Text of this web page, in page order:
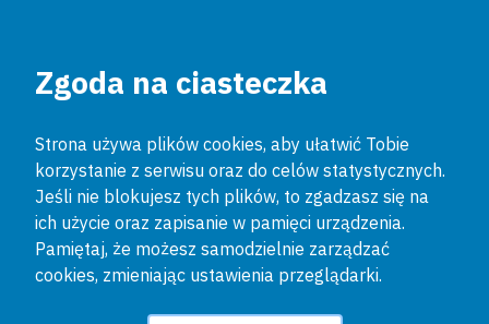
Zgoda na ciasteczka
Strona używa plików cookies, aby ułatwić Tobie
korzystanie z serwisu oraz do celów statystycznych.
Jeśli nie blokujesz tych plików, to zgadzasz się na
ich użycie oraz zapisanie w pamięci urządzenia.
Pamiętaj, że możesz samodzielnie zarządzać
cookies, zmieniając ustawienia przeglądarki.